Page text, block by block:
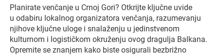
Planirate venčanje u Crnoj Gori? Otkrijte ključne uvide
u odabiru lokalnog organizatora venčanja, razumevanju
njihove ključne uloge i snalaženju u jedinstvenom
kulturnom i logističkom okruženju ovog dragulja Balkana.
Opremite se znanjem kako biste osigurali bezbrižno